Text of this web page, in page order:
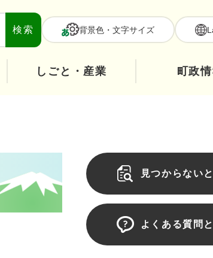
本
へ
背景色・文字サイズ
しごと・産業 町政
見つからない
よくある質問